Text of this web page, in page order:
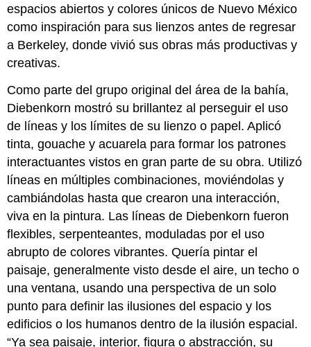
espacios abiertos y colores únicos de Nuevo México
como inspiración para sus lienzos antes de regresar
a Berkeley, donde vivió sus obras más productivas y
creativas.
Como parte del grupo original del área de la bahía,
Diebenkorn mostró su brillantez al perseguir el uso
de líneas y los límites de su lienzo o papel. Aplicó
tinta, gouache y acuarela para formar los patrones
interactuantes vistos en gran parte de su obra. Utilizó
líneas en múltiples combinaciones, moviéndolas y
cambiándolas hasta que crearon una interacción,
viva en la pintura. Las líneas de Diebenkorn fueron
flexibles, serpenteantes, moduladas por el uso
abrupto de colores vibrantes. Quería pintar el
paisaje, generalmente visto desde el aire, un techo o
una ventana, usando una perspectiva de un solo
punto para definir las ilusiones del espacio y los
edificios o los humanos dentro de la ilusión espacial.
“Ya sea paisaje, interior, figura o abstracción, su